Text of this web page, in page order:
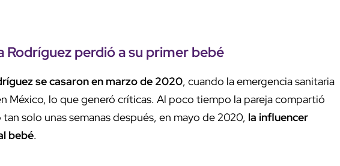
Rodríguez perdió a su primer bebé
se casaron en marzo de 2020, cuando la emergencia sanitaria
México, lo que generó críticas. Al poco tiempo la pareja compartió
tan solo unas semanas después, en mayo de 2020, la influencer
bebé.